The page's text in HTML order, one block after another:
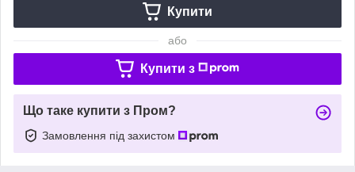
Купити
або
Купити з
Що таке купити з Пром?
Замовлення під захистом